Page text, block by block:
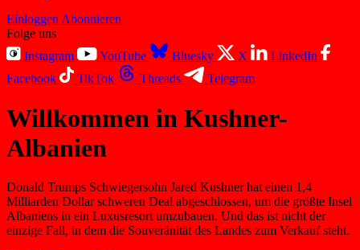
Einloggen Abonnieren
Folge uns
Instagram
YouTube Bluesky X
LinkedIn
Facebook
TikTok Threads Telegram
Willkommen in Kushner-
Albanien
Donald Trumps Schwiegersohn Jared Kushner hat einen 1,4
Milliarden Dollar schweren Deal abgeschlossen, um die größte Insel
Albaniens in ein Luxusresort umzubauen. Und das ist nicht der
einzige Fall, in dem die Souveränität des Landes zum Verkauf steht.